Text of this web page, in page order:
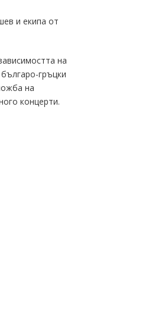
и екипа от
на
гръцки
на
концерти.